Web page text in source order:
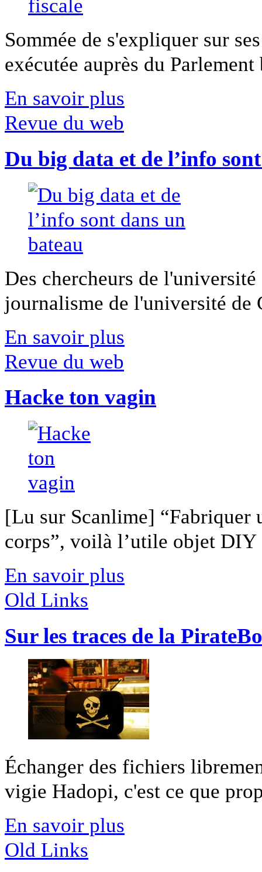
Sommée de s'expliquer sur
exécutée auprès du
En savoir plus
Revue du web
Du big data et de l’info
Des chercheurs de
journalisme de l'université
En savoir plus
Revue du web
Hacke ton vagin
[Lu sur Scanlime] “Fabriquer
corps”, voilà l’utile objet
En savoir plus
Old Links
Sur les traces de la
Échanger des fichiers
vigie Hadopi, c'est ce que
En savoir plus
Old Links